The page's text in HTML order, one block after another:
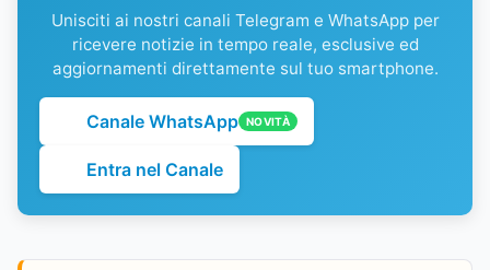
Unisciti ai nostri canali Telegram e WhatsApp per
ricevere notizie in tempo reale, esclusive ed
aggiornamenti direttamente sul tuo smartphone.
Canale WhatsApp NOVITÀ
Entra nel Canale